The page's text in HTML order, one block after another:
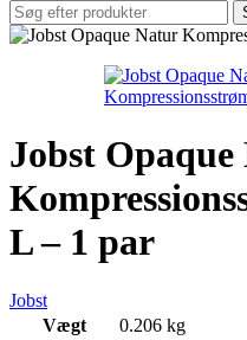
Jobst
L – 1 par
Jobst
Vægt
0.206 kg